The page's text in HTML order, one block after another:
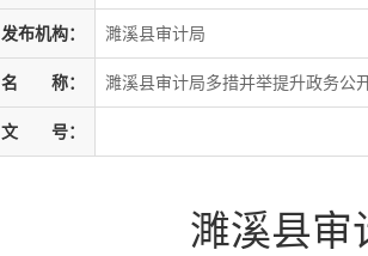
发布机构： 濉溪县审计局
名 称： 濉溪县审计局多措并举提升政务公
文 号：
濉溪县审